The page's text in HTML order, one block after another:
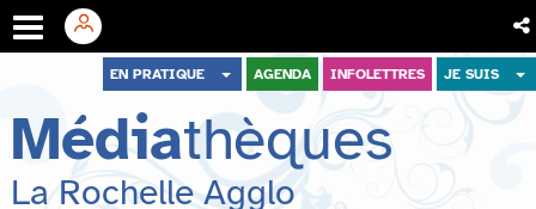
menu
contenu
recherche
EN PRATIQUE AGENDA INFOLETTRES JE SUIS
Médiathèques
La Rochelle Agglo